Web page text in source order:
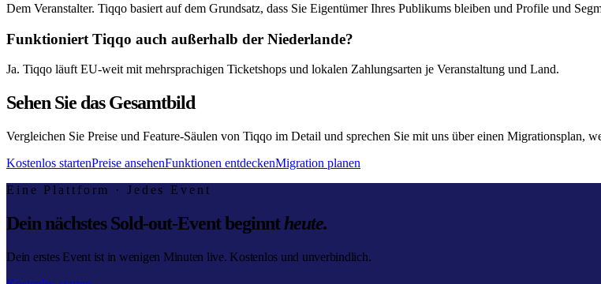
Dem Veranstalter. Tiqqo basiert auf dem Grundsatz, dass Sie Eigentümer Ihres Publikums bleiben und Profile und
Funktioniert Tiqqo auch außerhalb der Niederlande?
Ja. Tiqqo läuft EU-weit mit mehrsprachigen Ticketshops und lokalen Zahlungsarten je Veranstaltung und Land.
Sehen Sie das Gesamtbild
Vergleichen Sie Preise und Feature-Säulen von Tiqqo im Detail und sprechen Sie mit uns über einen Migrationsplan,
Kostenlos startenPreise ansehenFunktionen entdeckenMigration planen
Eine Plattform · Jedes Event
Dein nächstes Sold-out-Event beginntheute.
Dein erstes Event ist in wenigen Minuten live. Kostenlos und unverbindlich.